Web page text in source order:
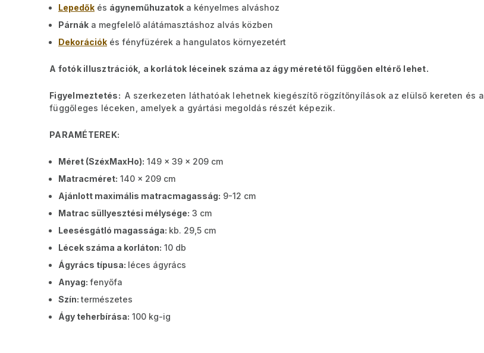
Lepedők és ágyneműhuzatok a kényelmes alváshoz
Párnák a megfelelő alátámasztáshoz alvás közben
Dekorációk és fényfüzérek a hangulatos környezetért
A fotók illusztrációk, a korlátok léceinek száma az ágy méretétől függően eltérő lehet.
Figyelmeztetés: A szerkezeten láthatóak lehetnek kiegészítő rögzítőnyílások az elülső kereten és a
függőleges léceken, amelyek a gyártási megoldás részét képezik.
PARAMÉTEREK:
Méret (SzéxMaxHo): 149 x 39 x 209 cm
Matracméret: 140 x 209 cm
Ajánlott maximális matracmagasság: 9-12 cm
Matrac süllyesztési mélysége: 3 cm
Leesésgátló magassága: kb. 29,5 cm
Lécek száma a korláton: 10 db
Ágyrács típusa: léces ágyrács
Anyag: fenyőfa
Szín: természetes
Ágy teherbírása: 100 kg-ig